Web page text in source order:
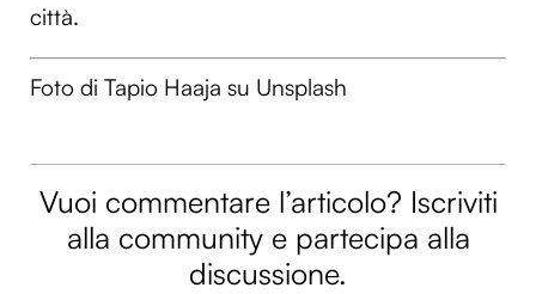
città.
Foto di Tapio Haaja su Unsplash
Vuoi commentare l’articolo? Iscriviti
alla community e partecipa alla
discussione.